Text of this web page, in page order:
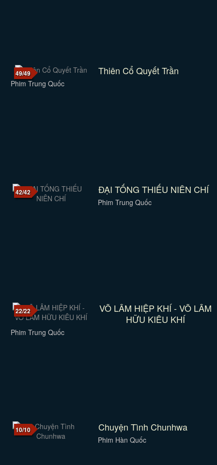
49/49 Thiên Cổ Quyết Trần
Phim Trung Quốc
42/42 ĐẠI TỐNG THIẾU NIÊN CHÍ
Phim Trung Quốc
22/22
VÕ LÂM HIỆP KHÍ - VÕ LÂM
HỮU KIÊU KHÍ
Phim Trung Quốc
10/10 Chuyện Tình Chunhwa
Phim Hàn Quốc